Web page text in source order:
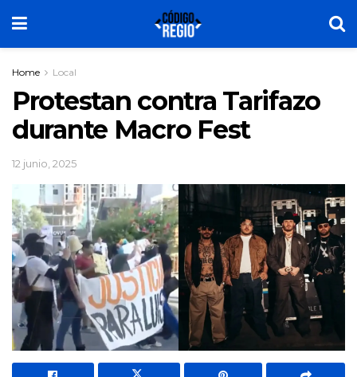
Home Local
Protestan contra Tarifazo
durante Macro Fest
12 junio, 2025